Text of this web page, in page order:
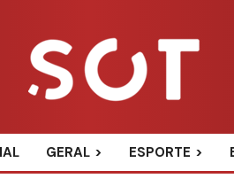
GERAL ESPORTE